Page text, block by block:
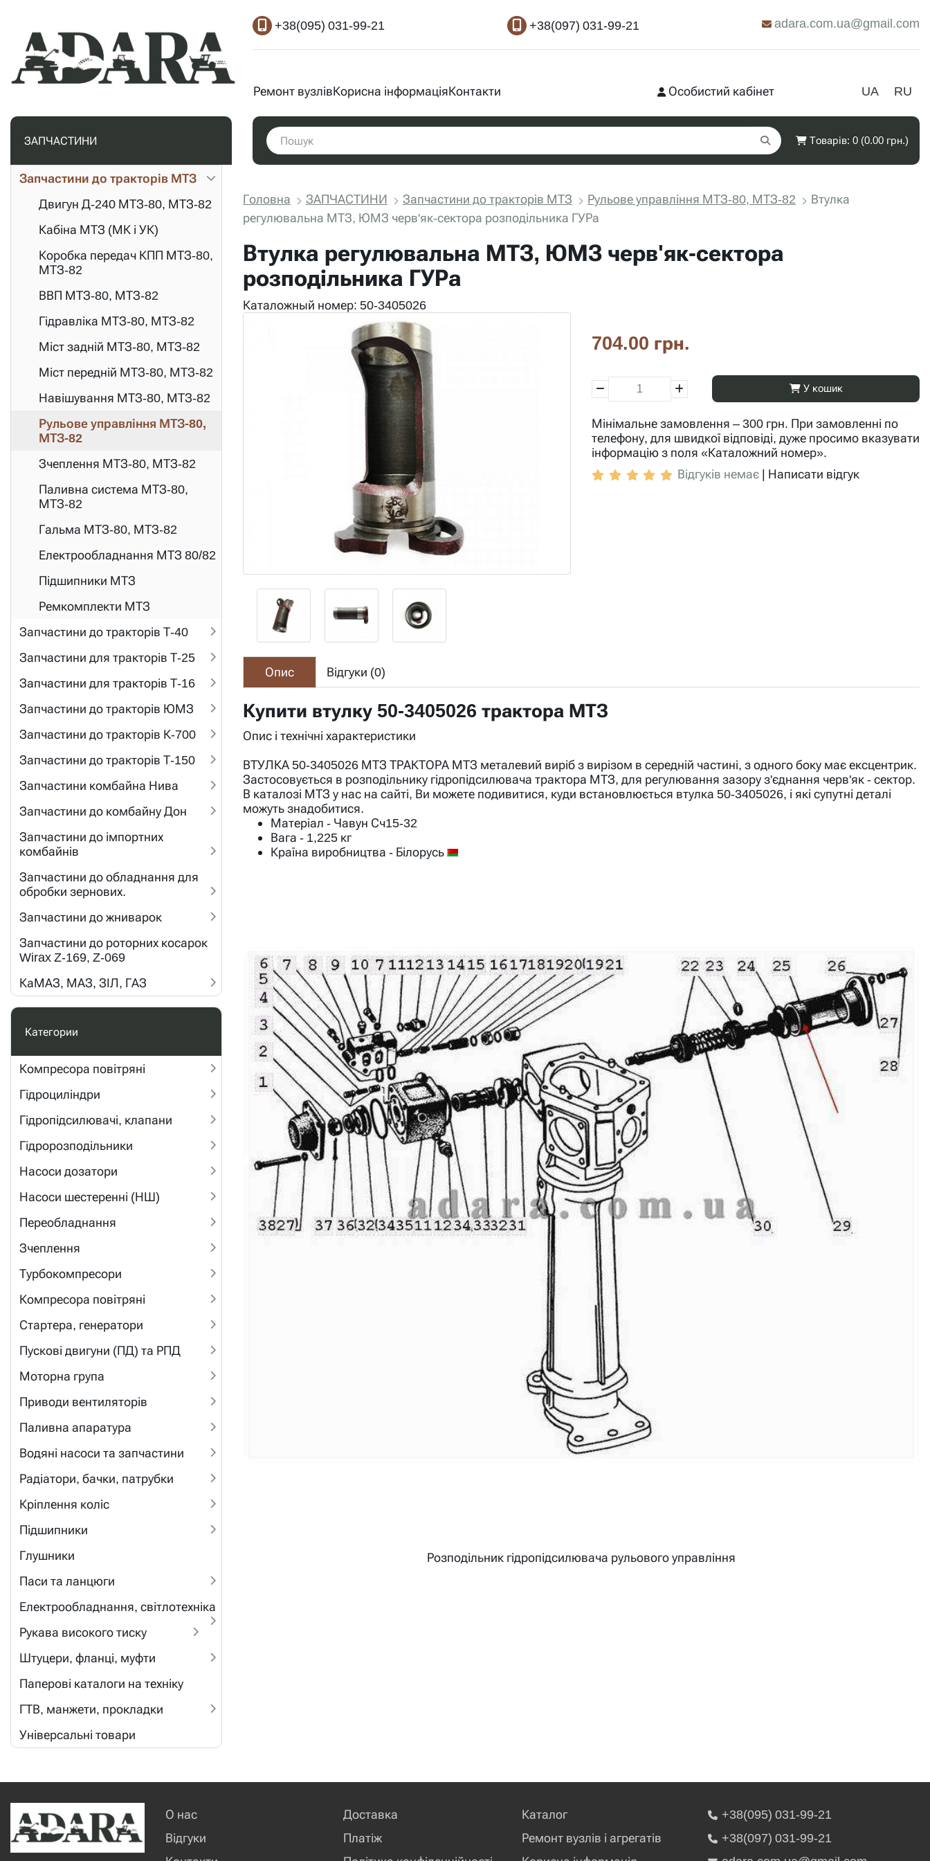
+38(095) 031-99-21 +38(097) 031-99-21 adara.com.ua@gmail.com
Ремонт вузлівКорисна інформаціяКонтакти UA RU
Особистий кабінет
ЗАПЧАСТИНИ Товарів: 0 (0.00 грн.)
Запчастини до тракторів МТЗ
Двигун Д-240 МТЗ-80, МТЗ-82
Кабіна МТЗ (МК і УК)
Коробка передач КПП МТЗ-80,
МТЗ-82
ВВП МТЗ-80, МТЗ-82
Гідравліка МТЗ-80, МТЗ-82
Міст задній МТЗ-80, МТЗ-82
Міст передній МТЗ-80, МТЗ-82
Навішування МТЗ-80, МТЗ-82
Рульове управління МТЗ-80,
МТЗ-82
Зчеплення МТЗ-80, МТЗ-82
Паливна система МТЗ-80,
МТЗ-82
Гальма МТЗ-80, МТЗ-82
Електрообладнання МТЗ 80/82
Підшипники МТЗ
Ремкомплекти МТЗ
Запчастини до тракторів Т-40
Запчастини для тракторів Т-25
Запчастини для тракторів Т-16
Запчастини до тракторів ЮМЗ
Запчастини до тракторів К-700
Запчастини до тракторів Т-150
Запчастини комбайна Нива
Запчастини до комбайну Дон
Запчастини до імпортних
комбайнів
Запчастини до обладнання для
обробки зернових.
Запчастини до жниварок
Запчастини до роторних косарок
Wirax Z-169, Z-069
КаМАЗ, МАЗ, ЗІЛ, ГАЗ
Категории
Компресора повітряні
Гідроциліндри
Гідропідсилювачі, клапани
Гідророзподільники
Насоси дозатори
Насоси шестеренні (НШ)
Переобладнання
Зчеплення
Турбокомпресори
Компресора повітряні
Стартера, генератори
Пускові двигуни (ПД) та РПД
Моторна група
Приводи вентиляторів
Паливна апаратура
Водяні насоси та запчастини
Радіатори, бачки, патрубки
Кріплення коліс
Підшипники
Глушники
Паси та ланцюги
Електрообладнання, світлотехніка
Рукава високого тиску
Штуцери, фланці, муфти
Паперові каталоги на техніку
ГТВ, манжети, прокладки
Універсальні товари
Головна ЗАПЧАСТИНИ Запчастини до тракторів МТЗ Рульове управління МТЗ-80, МТЗ-82
Втулка
регулювальна МТЗ, ЮМЗ черв'як-сектора розподільника ГУРа
Втулка регулювальна МТЗ, ЮМЗ черв'як-сектора
розподільника ГУРа
Каталожный номер: 50-3405026
704.00 грн.
У кошик
Мінімальне замовлення – 300 грн. При замовленні по
телефону, для швидкої відповіді, дуже просимо вказувати
інформацію з поля «Каталожний номер».
Відгуків немає | Написати відгук
Опис Відгуки (0)
Купити втулку 50-3405026 трактора МТЗ
Опис і технічні характеристики
ВТУЛКА 50-3405026 МТЗ ТРАКТОРА МТЗ металевий виріб з вирізом в середній частині, з одного боку має ексцентрик.
Застосовується в розподільнику гідропідсилювача трактора МТЗ, для регулювання зазору з'єднання черв'як - сектор.
В каталозі МТЗ у нас на сайті, Ви можете подивитися, куди встановлюється втулка 50-3405026, і які супутні деталі
можуть знадобитися.
Матеріал - Чавун Сч15-32
Вага - 1,225 кг
Країна виробництва - Білорусь
Розподільник гідропідсилювача рульового управління
О нас
Відгуки
Доставка
Платіж
Каталог
Ремонт вузлів і агрегатів
+38(095) 031-99-21
+38(097) 031-99-21